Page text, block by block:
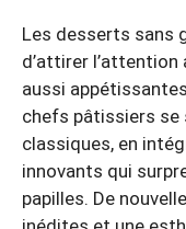
Les desserts sans
d’attirer
aussi
chefs pâtissiers se
classiques, en
innovants qui
papilles. De